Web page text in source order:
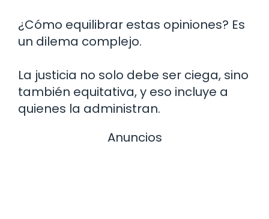
¿Cómo equilibrar estas opiniones? Es
un dilema complejo.
La justicia no solo debe ser ciega, sino
también equitativa, y eso incluye a
quienes la administran.
Anuncios